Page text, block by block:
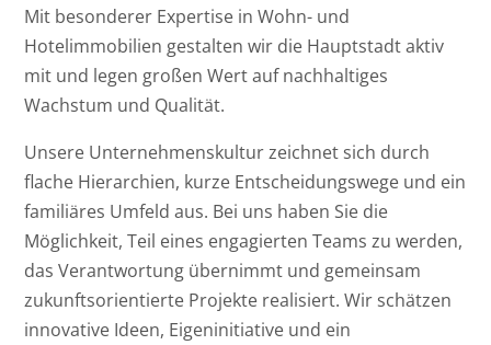
Mit besonderer Expertise in Wohn- und
Hotelimmobilien gestalten wir die Hauptstadt aktiv
mit und legen großen Wert auf nachhaltiges
Wachstum und Qualität.
Unsere Unternehmenskultur zeichnet sich durch
flache Hierarchien, kurze Entscheidungswege und ein
familiäres Umfeld aus. Bei uns haben Sie die
Möglichkeit, Teil eines engagierten Teams zu werden,
das Verantwortung übernimmt und gemeinsam
zukunftsorientierte Projekte realisiert. Wir schätzen
innovative Ideen, Eigeninitiative und ein